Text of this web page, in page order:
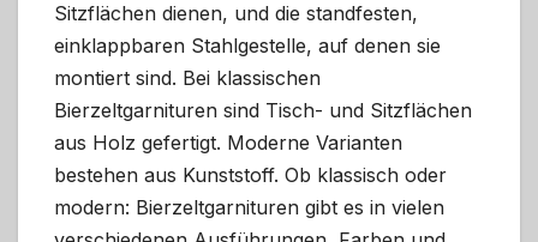
Sitzflächen dienen, und die standfesten,
einklappbaren Stahlgestelle, auf denen sie
montiert sind. Bei klassischen
Bierzeltgarnituren sind Tisch- und Sitzflächen
aus Holz gefertigt. Moderne Varianten
bestehen aus Kunststoff. Ob klassisch oder
modern: Bierzeltgarnituren gibt es in vielen